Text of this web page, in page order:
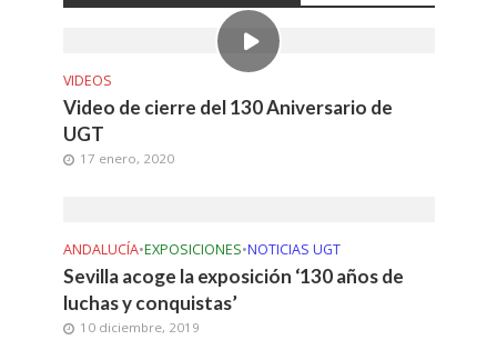
VIDEOS
Video de cierre del 130 Aniversario de
UGT
17 enero, 2020
ANDALUCÍA•EXPOSICIONES•NOTICIAS UGT
Sevilla acoge la exposición ‘130 años de
luchas y conquistas’
10 diciembre, 2019